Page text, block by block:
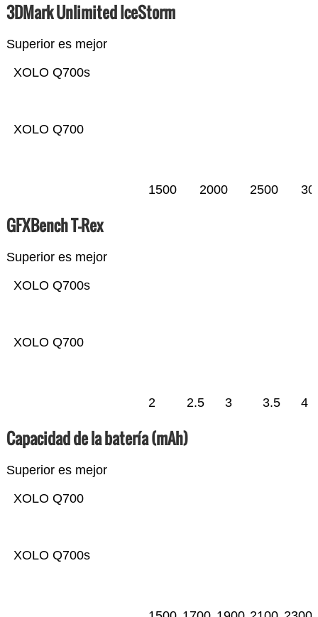
3DMark Unlimited IceStorm
Superior es mejor
XOLO Q700
XOLO Q700s
1500 2000 2500
GFXBench T-Rex
Superior es mejor
XOLO Q700
XOLO Q700s
2 2.5 3 3.5 4
Capacidad de la batería (mAh)
Superior es mejor
XOLO Q700s
XOLO Q700